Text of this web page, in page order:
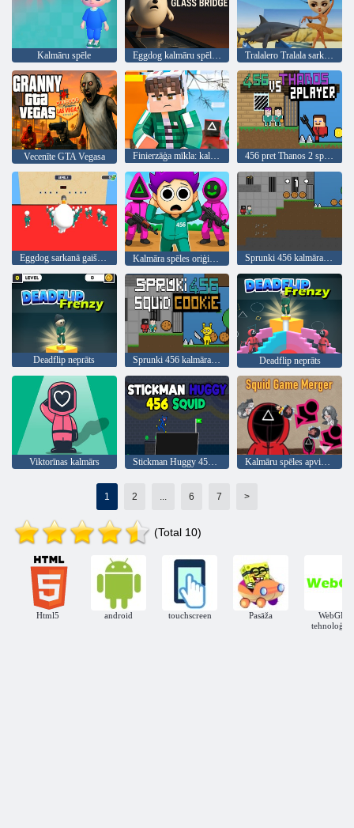
Kalmāru spēle Eggdog kalmāru spēles stikla tilts
Vecenīte GTA Vegasa Finierzāģa mīkla: kalmāru spēle Minecraft 456 pret Thanos 2 spēlētājs
Eggdog sarkanā gaiši zaļā gaisma Kalmāra spēles oriģināls Sprunki 456 kalmāra sīkdatne
Deadflip neprāts Sprunki 456 kalmāra sīkdatne Deadflip neprāts
Viktorīnas kalmārs Stickman Huggy 456 kalmārs
1 2 6 7 >
(Total 10)
Html5 android touchscreen Pasāža
WebGL
tehnoloģija